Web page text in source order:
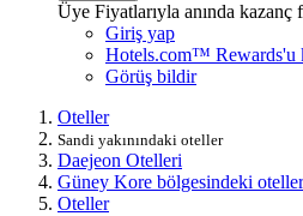
Üye Fiyatlarıyla anında kazanç
Giriş yap
Hotels.com™ Rewards'u
Görüş bildir
Oteller
Sandi yakınındaki oteller
Daejeon Otelleri
Güney Kore bölgesindeki oteller
Oteller